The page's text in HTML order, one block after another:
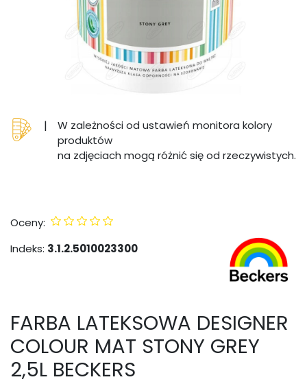
|
W zależności od ustawień monitora kolory
produktów
na zdjęciach mogą różnić się od rzeczywistych.
Oceny:
Indeks: 3.1.2.5010023300
FARBA LATEKSOWA DESIGNER
COLOUR MAT STONY GREY
2,5L BECKERS